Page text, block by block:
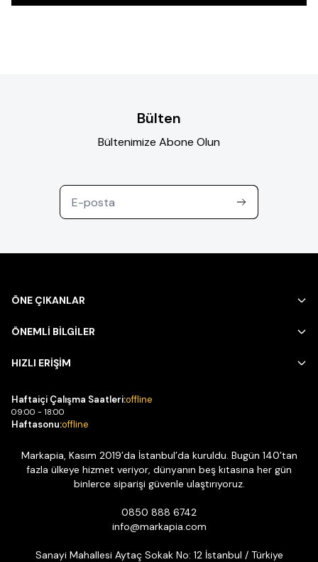
Bülten
Bültenimize Abone Olun
ÖNE ÇIKANLAR
ÖNEMLİ BİLGİLER
HIZLI ERİŞİM
Haftaiçi Çalışma Saatleri:offline
09:00 - 18:00
Haftasonu:offline
Markapia, Kasım 2019’da İstanbul’da kuruldu. Bugün 140’tan
fazla ülkeye hizmet veriyor, dünyanın beş kıtasına her gün
binlerce siparişi güvenle ulaştırıyoruz.
0850 888 6742
info@markapia.com
Sanayi Mahallesi Aytaç Sokak No: 12 İstanbul / Türkiye